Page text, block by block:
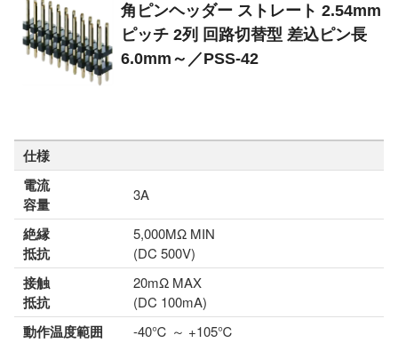
ログイン
注文・見積りについて
ご利用ガイド
会社情報
角ピンヘッダー ストレート 2.54mm
ピッチ 2列 回路切替型 差込ピン長
6.0mm～／PSS-42
仕様
電流
容量
3A
絶縁
抵抗
5,000MΩ MIN
(DC 500V)
接触
抵抗
20mΩ MAX
(DC 100mA)
動作温度範囲 -40℃ ～ +105℃